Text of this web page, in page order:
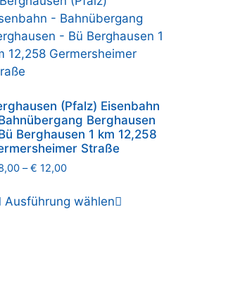
(Pfalz) Eisenbahn
Berghausen
Berghausen 1 km 12,258
Straße
–€ 12,00
Ausführung wählen